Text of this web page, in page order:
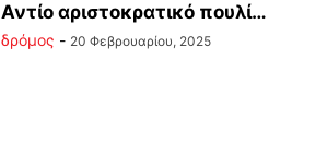
Αντίο αριστοκρατικό πουλί…
δρόμος - 20 Φεβρουαρίου, 2025